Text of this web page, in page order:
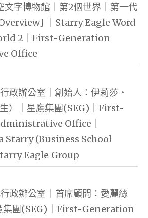
文字博物館｜第2個世界｜第一代
｜Starry Eagle Word
2｜First-Generation
Office
政辦公室｜創始人：伊莉莎・
）｜星鷹集團(SEG)｜First-
Office｜
Starry (Business School
Eagle Group
政辦公室｜首席顧問：愛麗絲
集團(SEG)｜First-Generation